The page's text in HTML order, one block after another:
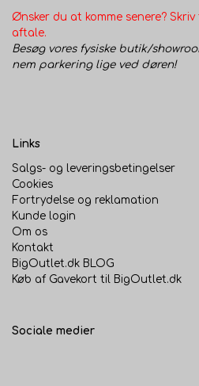
Ønsker du at komme senere?
aftale.
Besøg vores fysiske butik/
nem parkering lige ved døren!
Links
Salgs- og leveringsbetingelser
Cookies
Fortrydelse og reklamation
Kunde login
Om os
Kontakt
BigOutlet.dk BLOG
Køb af Gavekort til BigOutlet.dk
Sociale medier